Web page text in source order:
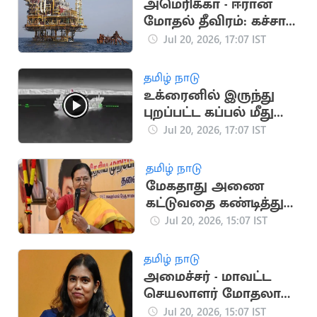
அமெரிக்கா - ஈரான்
மோதல் தீவிரம்: கச்சா
எண்ணெய் தட்டுப்பாடு
Jul 20, 2026, 17:07 IST
தமிழ் நாடு
உக்ரைனில் இருந்து
புறப்பட்ட கப்பல் மீது
தாக்குதல்.. 4
Jul 20, 2026, 17:07 IST
தமிழ் நாடு
மேகதாது அணை
கட்டுவதை கண்டித்து
தேமுதிக போராட்டம்
Jul 20, 2026, 15:07 IST
தமிழ் நாடு
அமைச்சர் - மாவட்ட
செயலாளர் மோதலால்
தவெக பொதுக்கூட்டம்
Jul 20, 2026, 15:07 IST